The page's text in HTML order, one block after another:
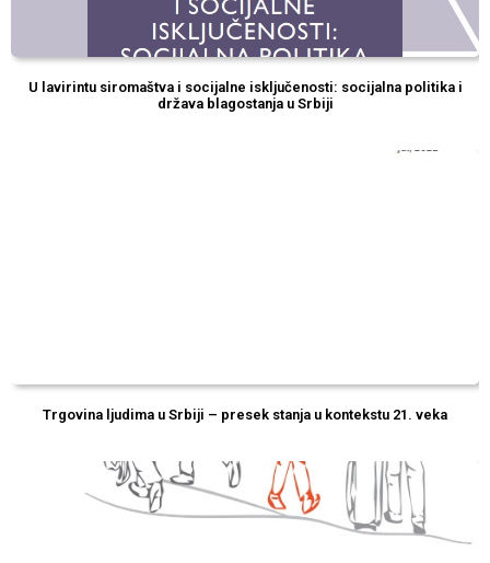
U lavirintu siromaštva i socijalne isključenosti: socijalna politika i
država blagostanja u Srbiji
Trgovina ljudima u Srbiji – presek stanja u kontekstu 21. veka